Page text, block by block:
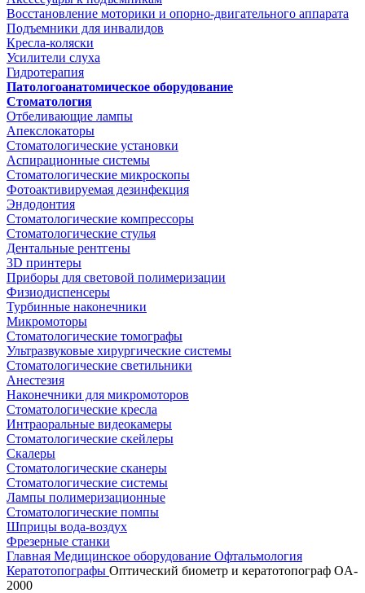
Восстановление моторики и опорно-двигательного аппарата
Подъемники для инвалидов
Кресла-коляски
Усилители слуха
Гидротерапия
Патологоанатомическое оборудование
Стоматология
Отбеливающие лампы
Апекслокаторы
Стоматологические установки
Аспирационные системы
Стоматологические микроскопы
Фотоактивируемая дезинфекция
Эндодонтия
Стоматологические компрессоры
Стоматологические стулья
Дентальные рентгены
3D принтеры
Приборы для световой полимеризации
Физиодиспенсеры
Турбинные наконечники
Микромоторы
Стоматологические томографы
Ультразвуковые хирургические системы
Стоматологические светильники
Анестезия
Наконечники для микромоторов
Стоматологические кресла
Интраоральные видеокамеры
Стоматологические скейлеры
Скалеры
Стоматологические сканеры
Стоматологические системы
Лампы полимеризационные
Стоматологические помпы
Шприцы вода-воздух
Фрезерные станки
Главная Медицинское оборудование Офтальмология
Кератотопографы Оптический биометр и кератотопограф OA-
2000